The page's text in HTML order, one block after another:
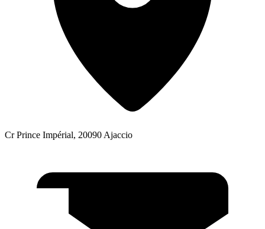
Cr Prince Impérial, 20090 Ajaccio